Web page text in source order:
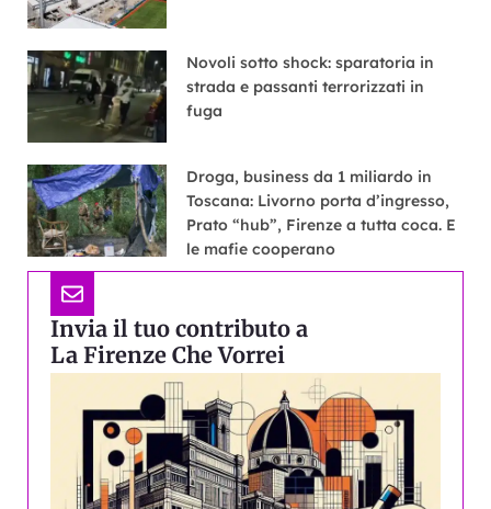
Novoli sotto shock: sparatoria in
strada e passanti terrorizzati in
fuga
Droga, business da 1 miliardo in
Toscana: Livorno porta d’ingresso,
Prato “hub”, Firenze a tutta coca. E
le mafie cooperano
Invia il tuo contributo a
La Firenze Che Vorrei